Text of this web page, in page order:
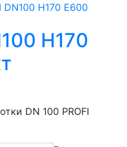
H170
DN 100 PROFI